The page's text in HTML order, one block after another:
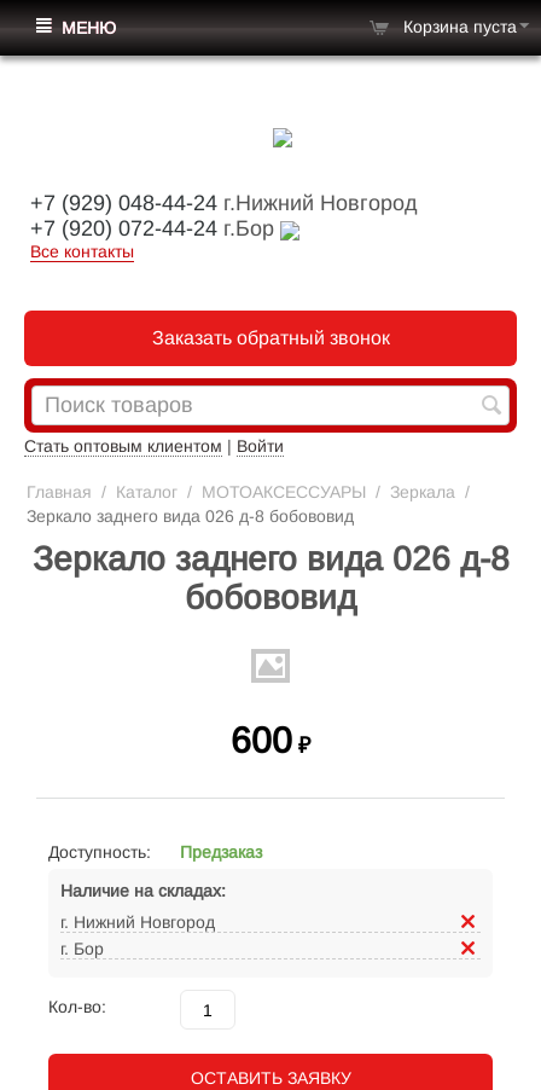
+7 (929) 048-44-24 г.Нижний Новгород
+7 (920) 072-44-24 г.Бор
Все контакты
Заказать обратный звонок
Стать оптовым клиентом | Войти
МЕНЮ Корзина пуста
Главная / Каталог / МОТОАКСЕССУАРЫ / Зеркала /
Зеркало заднего вида 026 д-8 бобововид
Зеркало заднего вида 026 д-8
бобововид
600 ₽
Доступность:
Предзаказ
Наличие на складах:
г. Нижний Новгород
г. Бор
Кол-во:
ОСТАВИТЬ ЗАЯВКУ